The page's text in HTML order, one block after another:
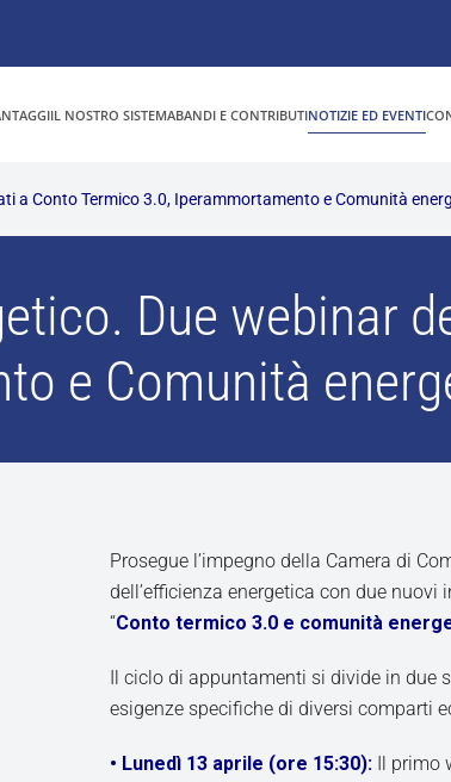
IL NOSTRO SISTEMABANDI E CONTRIBUTINOTIZIE ED EVENTI
a Conto Termico 3.0, Iperammortamento e Comunità
Due webinar
e Comunità
Prosegue l’impegno della Camera di
dell’efficienza energetica con due
“Conto termico 3.0 e comunità
Il ciclo di appuntamenti si divide in due
esigenze specifiche di diversi comparti
• Lunedì 13 aprile (ore 15:30): Il primo